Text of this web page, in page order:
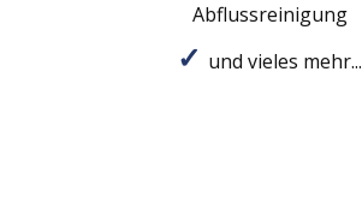
Abflussreinigung
und vieles mehr...